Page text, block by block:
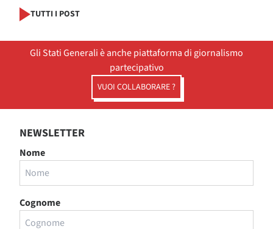
TUTTI I POST
Gli Stati Generali è anche piattaforma di giornalismo
partecipativo
VUOI COLLABORARE ?
NEWSLETTER
Nome
Cognome